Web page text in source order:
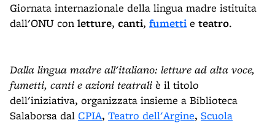
Giornata internazionale della lingua madre istituita
dall'ONU con letture, canti, fumetti e teatro.
Dalla lingua madre all'italiano: letture ad alta voce,
fumetti, canti e azioni teatrali è il titolo
dell'iniziativa, organizzata insieme a Biblioteca
Salaborsa dal CPIA, Teatro dell'Argine, Scuola